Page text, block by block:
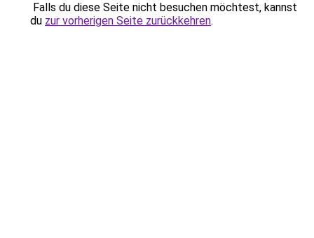
Falls du diese Seite nicht besuchen möchtest, kannst
du zur vorherigen Seite zurückkehren.